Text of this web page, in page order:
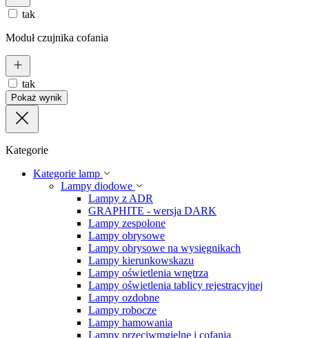
tak
Moduł czujnika cofania
tak
Pokaż wynik
Kategorie
Kategorie lamp
Lampy diodowe
Lampy z ADR
GRAPHITE - wersja DARK
Lampy zespolone
Lampy obrysowe
Lampy obrysowe na wysięgnikach
Lampy kierunkowskazu
Lampy oświetlenia wnętrza
Lampy oświetlenia tablicy rejestracyjnej
Lampy ozdobne
Lampy robocze
Lampy hamowania
Lampy przeciwmgielne i cofania